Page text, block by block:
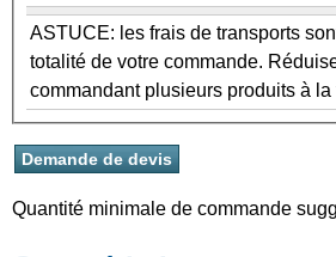
ASTUCE: les frais de transports
totalité de votre commande.
commandant plusieurs produits à la
Quantité minimale de commande